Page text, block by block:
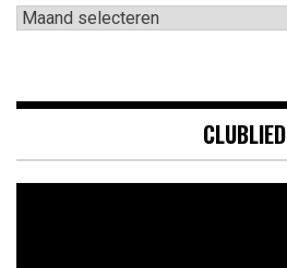
Archieven
CLUBLIED